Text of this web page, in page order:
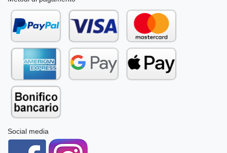
Social media